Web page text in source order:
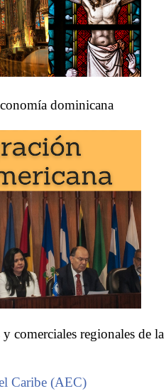
dominicana
comerciales regionales de la
Caribe (AEC)